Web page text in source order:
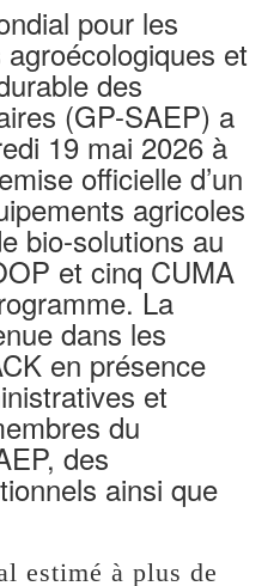
pour les
et
des
(GP-SAEP) a
19 mai 2026 à
officielle d’un
agricoles
bio-solutions au
et cinq CUMA
La
dans les
en présence
et
du
des
ainsi que
estimé à plus de